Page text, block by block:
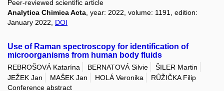
Peer-reviewed scientific article
Analytica Chimica Acta , year: 2022, volume: 1191, edition:
January 2022, DOI
Use of Raman spectroscopy for identification of
microorganisms from human body fluids
REBROŠOVÁ Katarína BERNATOVÁ Silvie
ŠILER Martin
JEŽEK Jan
MAŠEK Jan HOLÁ Veronika
RŮŽIČKA Filip
Conference abstract